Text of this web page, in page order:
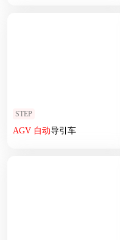
STEP
AGV 自动导引车